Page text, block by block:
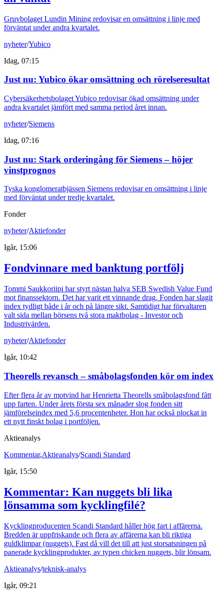
Gruvbolaget Lundin Mining redovisar en omsättning i linje med
förväntat under andra kvartalet.
nyheter/Yubico
Idag, 07:15
Just nu: Yubico ökar omsättning och rörelseresultat
Cybersäkerhetsbolaget Yubico redovisar ökad omsättning under
andra kvartalet jämfört med samma period året innan.
nyheter/Siemens
Idag, 07:16
Just nu: Stark orderingång för Siemens – höjer
vinstprognos
Tyska konglomeratbjässen Siemens redovisar en omsättning i linje
med förväntat under tredje kvartalet.
Fonder
nyheter/Aktiefonder
Igår, 15:06
Fondvinnare med banktung portfölj
Tommi Saukkoriipi har styrt nästan halva SEB Swedish Value Fund
mot finanssektorn. Det har varit ett vinnande drag. Fonden har slagit
index tydligt både i år och på längre sikt. Samtidigt har förvaltaren
valt sida mellan börsens två stora maktbolag - Investor och
Industrivärden.
nyheter/Aktiefonder
Igår, 10:42
Theorells revansch – småbolagsfonden kör om index
Efter flera år av motvind har Henrietta Theorells småbolagsfond fått
upp farten. Under årets första sex månader slog fonden sitt
jämförelseindex med 5,6 procentenheter. Hon har också plockat in
ett nytt finskt bolag i portföljen.
Aktieanalys
Kommentar,Aktieanalys/Scandi Standard
Igår, 15:50
Kommentar: Kan nuggets bli lika
lönsamma som kycklingfilé?
Kycklingproducenten Scandi Standard håller hög fart i affärerna.
Bredden är uppfriskande och flera av affärerna kan bli riktiga
guldklimpar (nuggets). Fast då vill det till att just storsatsningen på
panerade kycklingprodukter, av typen chicken nuggets, blir lönsam.
Aktieanalys/teknisk-analys
Igår, 09:21